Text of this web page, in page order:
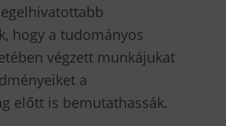
hogy a tudományos
végzett munkájukat
a
előtt is bemutathassák.